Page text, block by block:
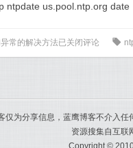
ntpdate us.pool.ntp.org date
常的解决方法已关闭评论 0
仅为分享信息，蓝鹰博客不介入
资源搜集自互联
Copyright ©